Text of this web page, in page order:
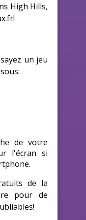
High Hills,
un jeu
de votre
l'écran si
de la
pour de